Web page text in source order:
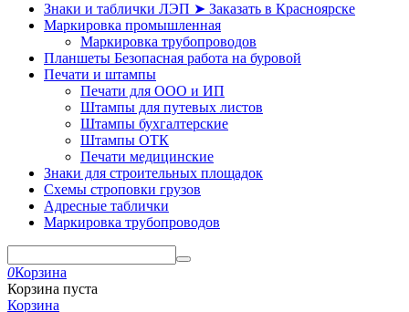
Знаки и таблички ЛЭП ➤ Заказать в Красноярске
Маркировка промышленная
Маркировка трубопроводов
Планшеты Безопасная работа на буровой
Печати и штампы
Печати для ООО и ИП
Штампы для путевых листов
Штампы бухгалтерские
Штампы ОТК
Печати медицинские
Знаки для строительных площадок
Схемы строповки грузов
Адресные таблички
Маркировка трубопроводов
0Корзина
Корзина пуста
Корзина